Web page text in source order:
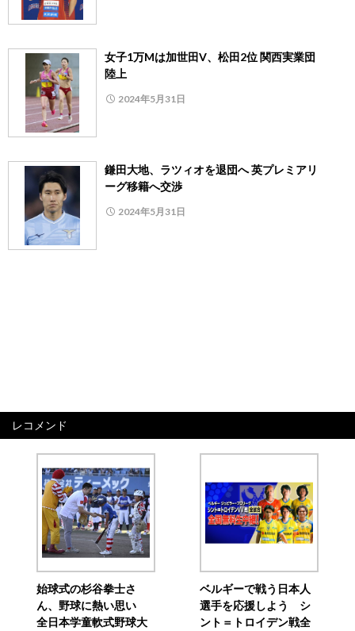
女子1万Mは加世田V、松田2位 関西実業団
陸上
2024年5月31日
鎌田大地、ラツィオを退団へ 英プレミアリ
ーグ移籍へ交渉
2024年5月31日
レコメンド
始球式の杉谷拳士さ
ん、野球に熱い思い
全日本学童軟式野球大
ベルギーで戦う日本人
選手を応援しよう シ
ント＝トロイデン戦全